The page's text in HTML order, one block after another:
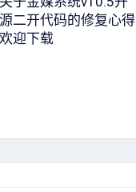
源二开代码的修复心得
欢迎下载